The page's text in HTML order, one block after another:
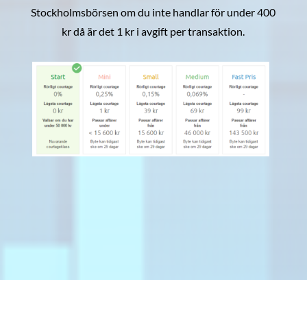
Stockholmsbörsen om du inte handlar för under 400
kr då är det 1 kr i avgift per transaktion.